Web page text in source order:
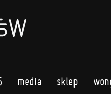
media sklep